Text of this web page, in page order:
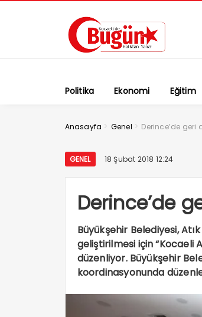
Politika Ekonomi Eğitim
Anasayfa > Genel > Derince’de
GENEL 18 Şubat 2018 12:24
Derince’de
Büyükşehir Belediyesi,
geliştirilmesi için “Kocaeli
düzenliyor. Büyükşehir
koordinasyonunda